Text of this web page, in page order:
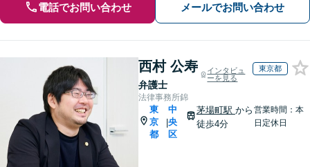
電話でお問い合わせ メールでお問い合わせ
西村 公寿
弁護士
インタビュ
ーを見る
東京都
法律事務所錦
東
京
都
|
中
央
区
茅場町駅 から
徒歩4分
営業時間：本
日定休日